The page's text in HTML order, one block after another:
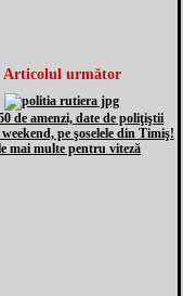
Articolul următor
de amenzi, date de poliţiştii
pe şoselele din Timiş!
mai multe pentru viteză